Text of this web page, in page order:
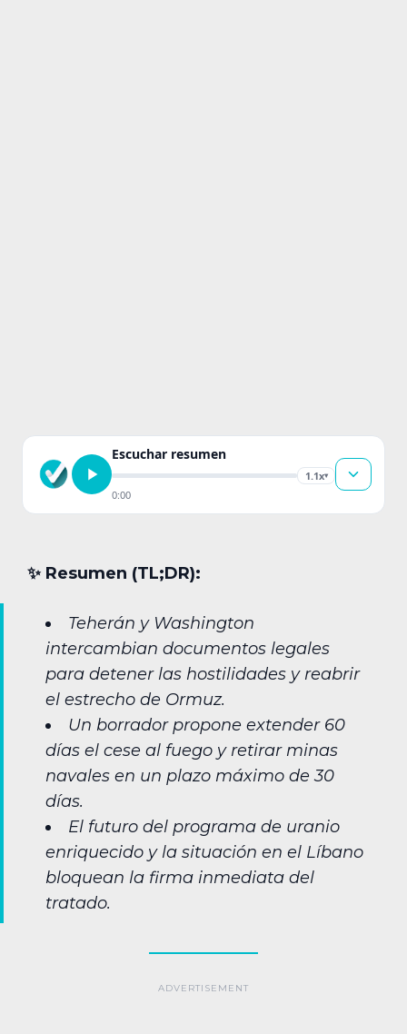
Escuchar resumen
1.1x▾
0:00
✨︎ Resumen (TL;DR):
Teherán y Washington
intercambian documentos legales
para detener las hostilidades y reabrir
el estrecho de Ormuz.
Un borrador propone extender 60
días el cese al fuego y retirar minas
navales en un plazo máximo de 30
días.
El futuro del programa de uranio
enriquecido y la situación en el Líbano
bloquean la firma inmediata del
tratado.